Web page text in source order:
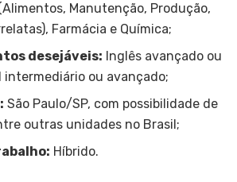
Manutenção, Produção,
Farmácia e Química;
desejáveis: Inglês avançado ou
intermediário ou avançado;
São Paulo/SP, com possibilidade de
outras unidades no Brasil;
Híbrido.